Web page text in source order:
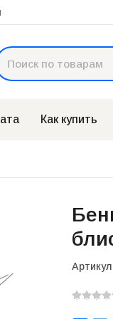
Как купить